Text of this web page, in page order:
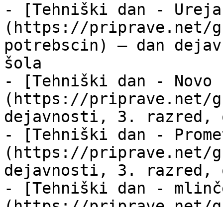
- [Tehniški dan -
(https://priprave.net/
potrebscin) — dan
šola
- [Tehniški dan - Novo
(https://priprave.net/
dejavnosti, 3. razred,
- [Tehniški dan -
(https://priprave.net/
dejavnosti, 3. razred,
- [Tehniški dan -